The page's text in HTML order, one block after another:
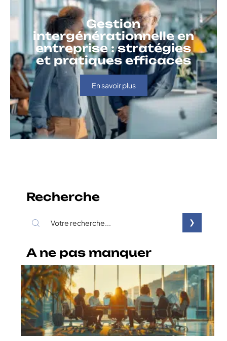
Gestion
intergénérationnelle en
entreprise : stratégies
et pratiques efficaces
En savoir plus
Recherche
A ne pas manquer